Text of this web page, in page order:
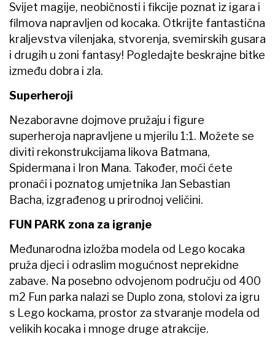
Svijet magije, neobičnosti i fikcije poznat iz igara i
filmova napravljen od kocaka. Otkrijte fantastična
kraljevstva vilenjaka, stvorenja, svemirskih gusara
i drugih u zoni fantasy! Pogledajte beskrajne bitke
između dobra i zla.
Superheroji
Nezaboravne dojmove pružaju i figure
superheroja napravljene u mjerilu 1:1. Možete se
diviti rekonstrukcijama likova Batmana,
Spidermana i Iron Mana. Također, moći ćete
pronaći i poznatog umjetnika Jan Sebastian
Bacha, izgrađenog u prirodnoj veličini.
FUN PARK zona za igranje
Međunarodna izložba modela od Lego kocaka
pruža djeci i odraslim mogućnost neprekidne
zabave. Na posebno odvojenom području od 400
m2 Fun parka nalazi se Duplo zona, stolovi za igru
s Lego kockama, prostor za stvaranje modela od
velikih kocaka i mnoge druge atrakcije.